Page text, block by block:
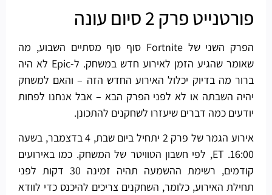
פורטנייט פרק 2 סיום עונה
הפרק השני של Fortnite סוף סוף מסתיים השבוע, מה
שאומר שהגיע הזמן לאירוע חדש במשחק. ל-Epic לא היה
ברור מה בדיוק יכלול האירוע החדש הזה – והאם למשחק
יהיה השבתה או לא לפני הפרק הבא – אבל אנחנו לפחות
יודעים כמה דברים שיעזרו לשחקנים להתכונן.
אירוע הגמר של פרק 2 יתחיל ביום שבת, 4 בדצמבר, בשעה
16:00. ET, לפי חשבון הטוויטר של המשחק. כמו באירועים
קודמים, רשימת ההשמעה תהיה זמינה 30 דקות לפני
תחילת האירוע, כלומר, השחקנים צריכים להיכנס כדי לוודא